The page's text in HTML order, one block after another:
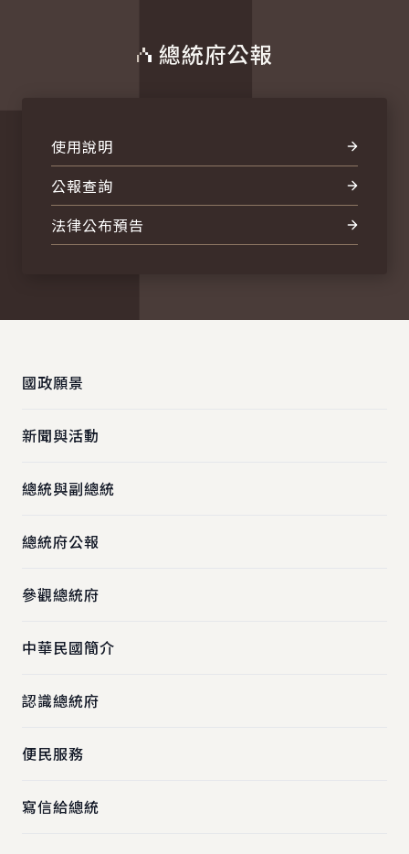
總統府公報
使用說明
公報查詢
法律公布預告
國政願景
新聞與活動
總統與副總統
總統府公報
參觀總統府
中華民國簡介
認識總統府
便民服務
寫信給總統